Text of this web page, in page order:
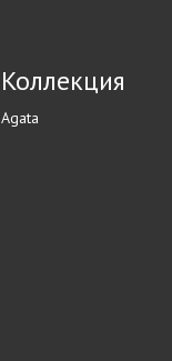
Коллекция
Agata